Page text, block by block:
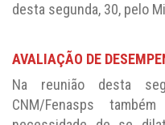
desta segunda, 30, pelo
AVALIAÇÃO DE
Na reunião desta
CNM/Fenasps